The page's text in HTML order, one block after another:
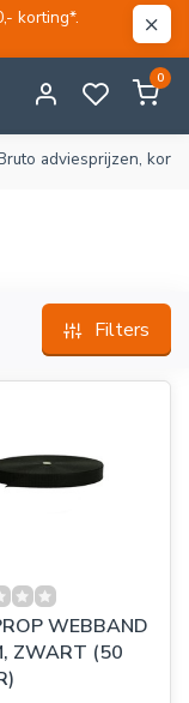
korting*.
0
adviesprijzen,
Filters
WEBBAND
ZWART (50